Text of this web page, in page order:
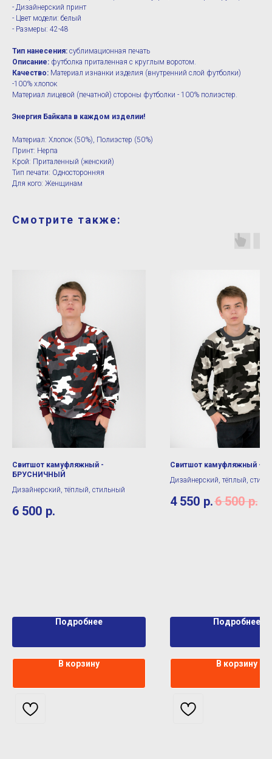
- Дизайнерский принт
- Цвет модели: белый
- Размеры: 42-48
Тип нанесения: сублимационная печать
Описание: футболка приталенная с круглым воротом.
Качество: Материал изнанки изделия (внутренний слой футболки)
-100% хлопок
Материал лицевой (печатной) стороны футболки - 100% полиэстер.
Энергия Байкала в каждом изделии!
Материал: Хлопок (50%), Полиэстер (50%)
Принт: Нерпа
Крой: Приталенный (женский)
Тип печати: Односторонняя
Для кого: Женщинам
Смотрите также:
Свитшот камуфляжный -
БРУСНИЧНЫЙ
Дизайнерский, тёплый, стильный
6 500 р.
Подробнее
В корзину
Свитшот камуфляжный -
Дизайнерский, тёплый,
4 550 р.6 500 р.
Подробнее
В корзину